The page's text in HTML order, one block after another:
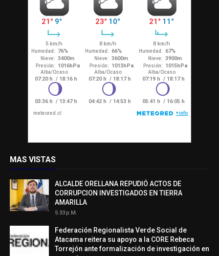
MAS VISTAS
ALCALDE ORELLANA REPUDIÓ ACTOS DE
CORRUPCION INVESTIGADOS EN TIERRA
AMARILLA
5:33 P.m.
Federación Regionalista Verde Social de
Atacama reitera su apoyo a la CORE Rebeca
Torrejón ante formalización de investigación en